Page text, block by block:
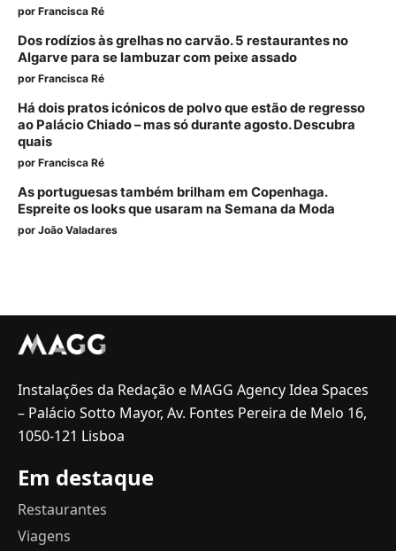
por Francisca Ré
Dos rodízios às grelhas no carvão. 5 restaurantes no
Algarve para se lambuzar com peixe assado
por Francisca Ré
Há dois pratos icónicos de polvo que estão de regresso
ao Palácio Chiado – mas só durante agosto. Descubra
quais
por Francisca Ré
As portuguesas também brilham em Copenhaga.
Espreite os looks que usaram na Semana da Moda
por João Valadares
Instalações da Redação e MAGG Agency Idea Spaces
– Palácio Sotto Mayor, Av. Fontes Pereira de Melo 16,
1050-121 Lisboa
Em destaque
Restaurantes
Viagens